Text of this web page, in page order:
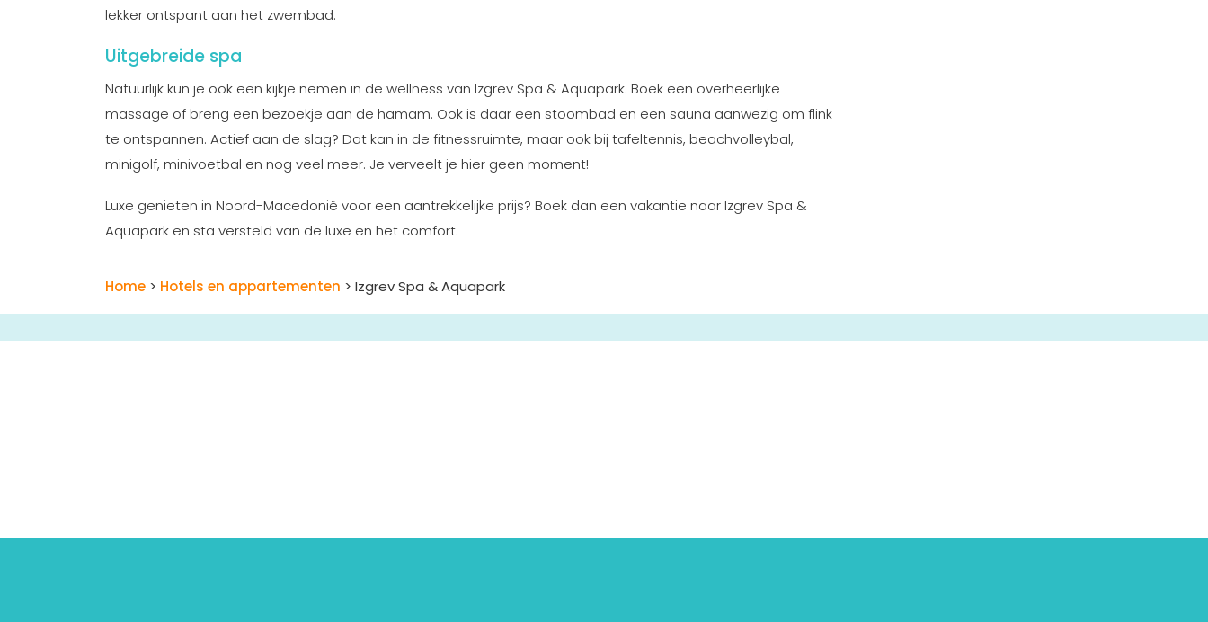
lekker ontspant aan het zwembad.
Uitgebreide spa
Natuurlijk kun je ook een kijkje nemen in de wellness van Izgrev Spa & Aquapark. Boek een overheerlijke
massage of breng een bezoekje aan de hamam. Ook is daar een stoombad en een sauna aanwezig om flink
te ontspannen. Actief aan de slag? Dat kan in de fitnessruimte, maar ook bij tafeltennis, beachvolleybal,
minigolf, minivoetbal en nog veel meer. Je verveelt je hier geen moment!
Luxe genieten in Noord-Macedonië voor een aantrekkelijke prijs? Boek dan een vakantie naar Izgrev Spa &
Aquapark en sta versteld van de luxe en het comfort.
Home > Hotels en appartementen > Izgrev Spa & Aquapark